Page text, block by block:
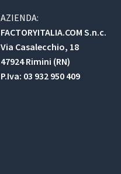
AZIENDA:
FACTORYITALIA.COM S.n.c.
Via Casalecchio, 18
47924 Rimini (RN)
P.Iva: 03 932 950 409